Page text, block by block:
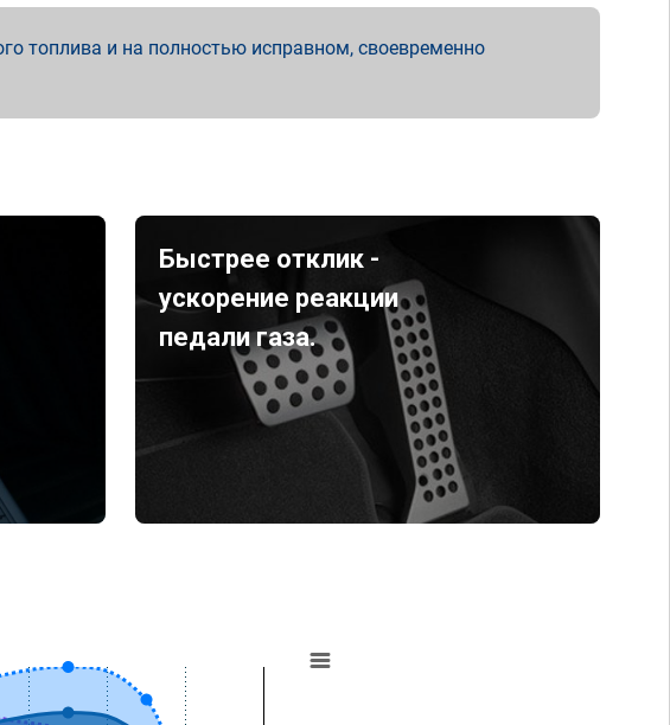
топлива и на полностью исправном, своевременно
Быстрее отклик -
ускорение реакции
педали газа.